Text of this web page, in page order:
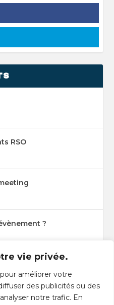
vie privée.
améliorer votre
des publicités ou des
notre trafic. En
RSO
?
Meeting 2026